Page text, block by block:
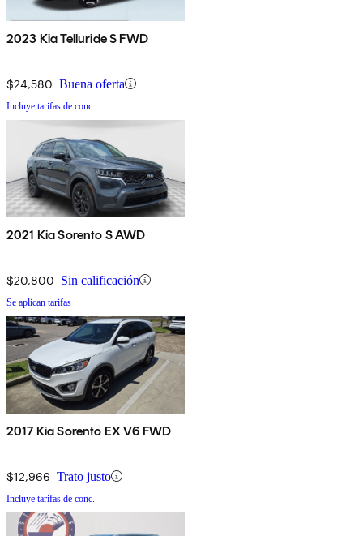
2023 Kia Telluride S FWD
$24,580 Buena oferta
Incluye tarifas de conc.
2021 Kia Sorento S AWD
$20,800 Sin calificación
Se aplican tarifas
2017 Kia Sorento EX V6 FWD
$12,966 Trato justo
Incluye tarifas de conc.